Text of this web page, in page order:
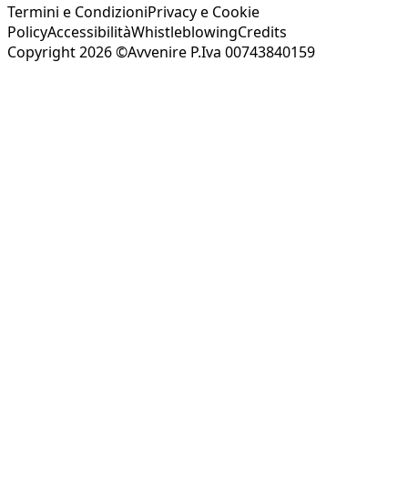
Termini e CondizioniPrivacy e Cookie
PolicyAccessibilitàWhistleblowingCredits
Copyright 2026 ©Avvenire P.Iva 00743840159